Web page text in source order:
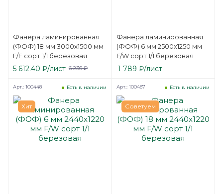
Фанера ламинированная
(ФОФ) 18 мм 3000х1500 мм
F/F сорт 1/1 березовая
5 612.40 ₽/лист 6 236₽
Фанера ламинированная
(ФОФ) 6 мм 2500х1250 мм
F/W сорт 1/1 березовая
1 789 ₽/лист
Хит
Есть в наличии
Арт.: 100448
Советуем
Есть в наличии
Арт.: 100487